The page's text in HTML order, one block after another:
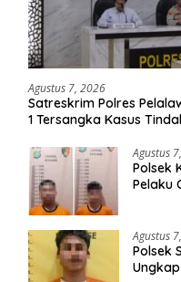
Agustus 7, 2026
Satreskrim Polres
1 Tersangka Kasus
Agustus
Polsek
Pelaku
Agustus
Polsek